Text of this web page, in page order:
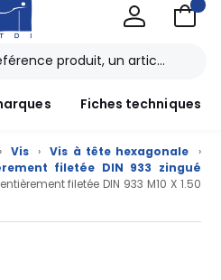
Fiches techniques
› Vis › Vis à tête hexagonale
›
filetée DIN 933 zingué
filetée DIN 933 M10 X 1.50